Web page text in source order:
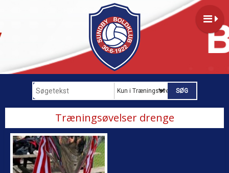
Kun i Træningsøvelser drenge
Træningsøvelser drenge